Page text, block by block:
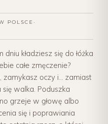
POLSCE ·
kładziesz się do łóżka
całe zmęczenie?
zamykasz oczy i... zamiast
walka. Poduszka
grzeje w głowę albo
się i poprawiania